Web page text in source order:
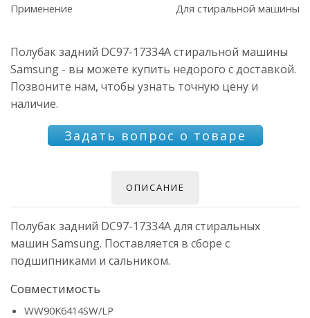
Применение Для стиральной машины
Полубак задний DC97-17334A стиральной машины
Samsung - вы можете купить недорого с доставкой.
Позвоните нам, чтобы узнать точную цену и
наличие.
Задать вопрос о товаре
ОПИСАНИЕ
Полубак задний DC97-17334A для стиральных
машин Samsung. Поставляется в сборе с
подшипниками и сальником.
Совместимость
WW90K6414SW/LP